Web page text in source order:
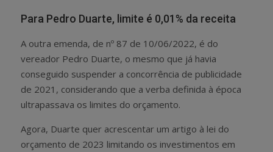
Para Pedro Duarte, limite é 0,01% da receita
A outra emenda, de nº 87 de 10/06/2022, é do
vereador Pedro Duarte, o mesmo que já havia
conseguido suspender a concorrência de publicidade
de 2021, considerando que a verba definida à época
ultrapassava os limites do orçamento.
Agora, Duarte quer acrescentar um artigo à lei do
orçamento de 2023 limitando os investimentos em